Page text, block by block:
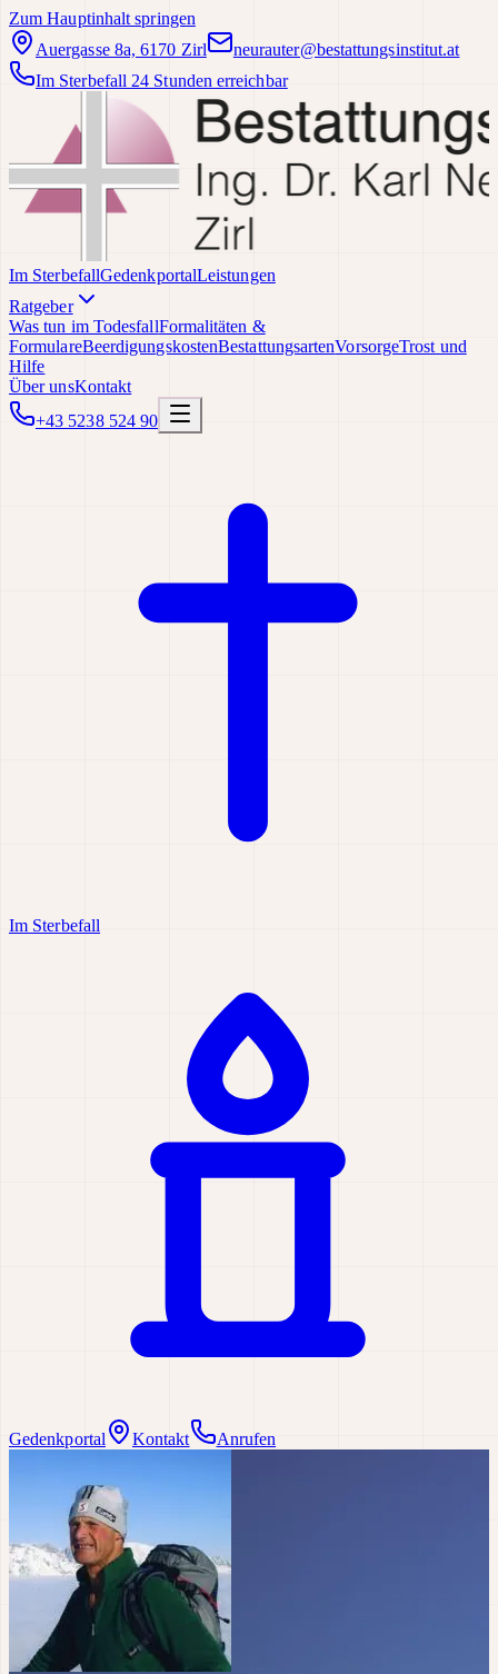
Zum Hauptinhalt springen
Auergasse 8a, 6170 Zirl
neurauter@bestattungsinstitut.at
Im Sterbefall 24 Stunden erreichbar
Im SterbefallGedenkportalLeistungen
Ratgeber
Was tun im TodesfallFormalitäten &
FormulareBeerdigungskostenBestattungsartenVorsorgeTrost und
Hilfe
Über unsKontakt
+43 5238 524 90
Im Sterbefall
Gedenkportal Kontakt Anrufen